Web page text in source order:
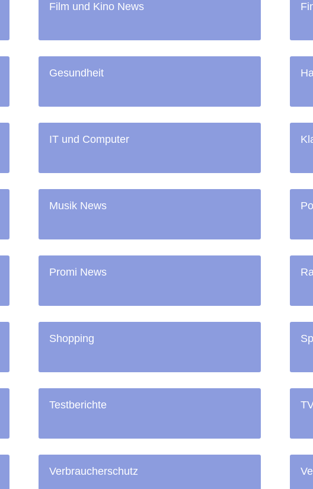
Film und Kino News
Gesundheit
IT und Computer
Musik News
Promi News
Shopping
Testberichte
Verbraucherschutz